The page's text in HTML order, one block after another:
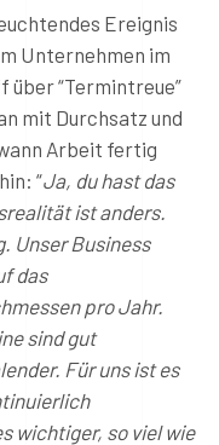
Ereignis
Unternehmen im
über “Termintreue”
mit Durchsatz und
Arbeit fertig
“Ja, du hast das
ist anders.
Unser Business
das
pro Jahr.
sind gut
Für uns ist es
wichtiger, so viel wie